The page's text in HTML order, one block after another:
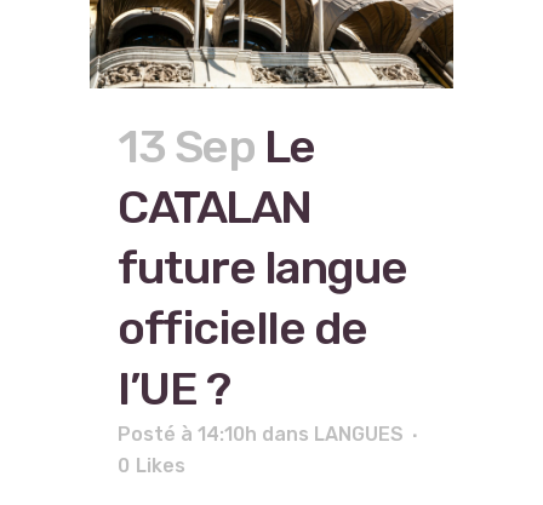
13 Sep Le
CATALAN
future langue
officielle de
l’UE ?
Posté à 14:10h dans LANGUES
0 Likes